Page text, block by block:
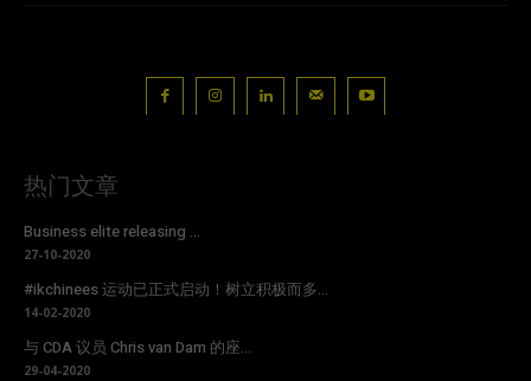
热门文章
Business elite releasing ...
27-10-2020
#ikchinees 运动已正式启动！树立积极而多...
14-02-2020
与 CDA 议员 Chris van Dam 的座...
29-04-2020